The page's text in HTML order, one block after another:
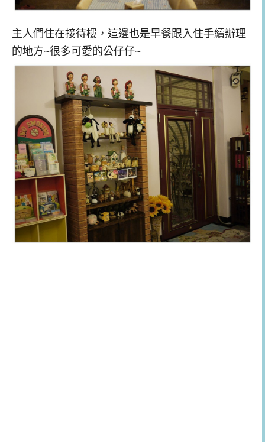
主人們住在接待樓，這邊也是早餐跟入住手續辦理
的地方~很多可愛的公仔仔~